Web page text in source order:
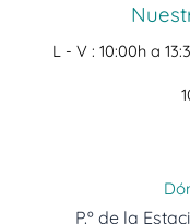
L - V : 10:00h a
P.º de la